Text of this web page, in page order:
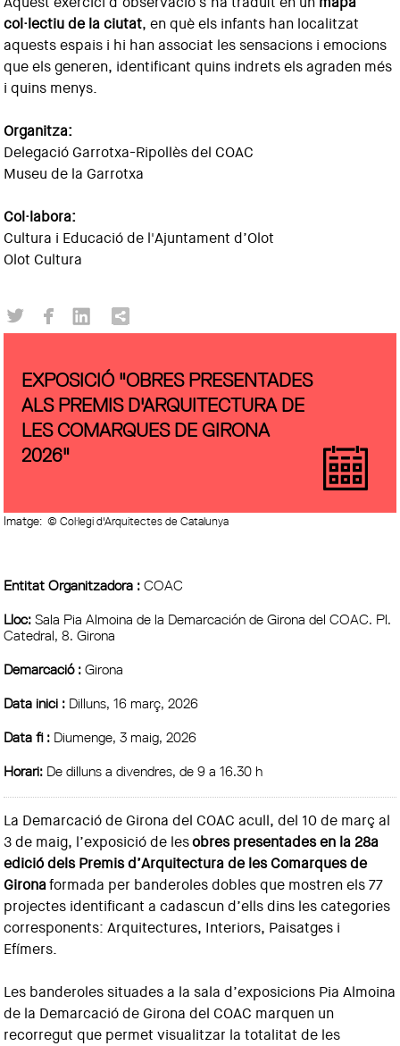
col·lectiu de la ciutat, en què els infants han localitzat
aquests espais i hi han associat les sensacions i emocions
que els generen, identificant quins indrets els agraden més
i quins menys.
Organitza:
Delegació Garrotxa-Ripollès del COAC
Museu de la Garrotxa
Col·labora:
Cultura i Educació de l'Ajuntament d’Olot
Olot Cultura
EXPOSICIÓ "OBRES PRESENTADES
ALS PREMIS D'ARQUITECTURA DE
LES COMARQUES DE GIRONA
2026"
Imatge: © Col·legi d'Arquitectes de Catalunya
Entitat Organitzadora :COAC
Lloc:Sala Pia Almoina de la Demarcación de Girona del COAC. Pl.
Catedral, 8. Girona
Demarcació :Girona
Data inici : Dilluns, 16 març, 2026
Data fi : Diumenge, 3 maig, 2026
Horari: De dilluns a divendres, de 9 a 16.30 h
La Demarcació de Girona del COAC acull, del 10 de març al
3 de maig, l’exposició de lesobres presentades en la 28a
edició dels Premis d’Arquitectura de les Comarques de
Gironaformada per banderoles dobles que mostren els 77
projectes identificant a cadascun d’ells dins les categories
corresponents: Arquitectures, Interiors, Paisatges i
Efímers.
Les banderoles situades a la sala d’exposicions Pia Almoina
de la Demarcació de Girona del COAC marquen un
recorregut que permet visualitzar la totalitat de les